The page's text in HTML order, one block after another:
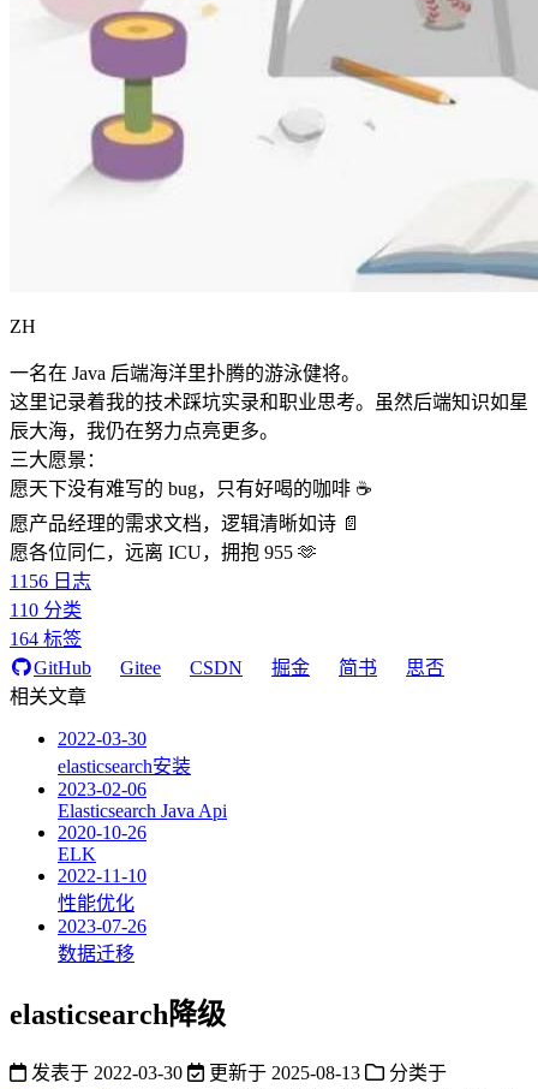
ZH
一名在 Java 后端海洋里扑腾的游泳健将。
这里记录着我的技术踩坑实录和职业思考。虽然后端知识如星
辰大海，我仍在努力点亮更多。
三大愿景：
愿天下没有难写的 bug，只有好喝的咖啡 ☕️
愿产品经理的需求文档，逻辑清晰如诗 📄
愿各位同仁，远离 ICU，拥抱 955 🫶
1156 日志
110 分类
164 标签
GitHub
Gitee CSDN 掘金 简书
思否
相关文章
2022-03-30
elasticsearch安装
2023-02-06
Elasticsearch Java Api
2020-10-26
ELK
2022-11-10
性能优化
2023-07-26
数据迁移
elasticsearch降级
发表于 2022-03-30 更新于 2025-08-13
分类于